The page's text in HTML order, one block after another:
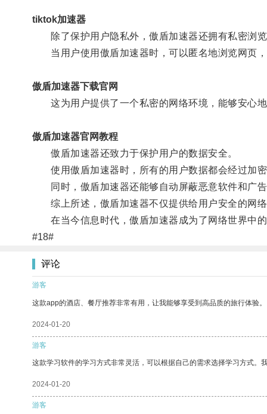
tiktok加速器
除了保护用户隐私外，傲盾加速器还拥有私密浏
当用户使用傲盾加速器时，可以匿名地浏览网页
傲盾加速器下载官网
这为用户提供了一个私密的网络环境，能够安心
傲盾加速器官网教程
傲盾加速器还致力于保护用户的数据安全。
使用傲盾加速器时，所有的用户数据都会经过加密
同时，傲盾加速器还能够自动屏蔽恶意软件和广告
综上所述，傲盾加速器不仅提供给用户安全的网络
在当今信息时代，傲盾加速器成为了网络世界中的
#18#
评论
游客
这款app的酒店、餐厅推荐非常有用，让我能够享受到高品质的旅行体验。
2024-01-20
游客
这款学习软件的学习方式非常灵活，可以根据自己的需求选择学习方式。
2024-01-20
游客